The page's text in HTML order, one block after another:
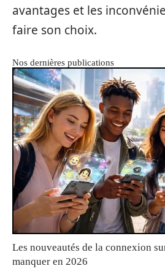
avantages et les
faire son choix.
Nos dernières publications
Les nouveautés de la connexion
manquer en 2026